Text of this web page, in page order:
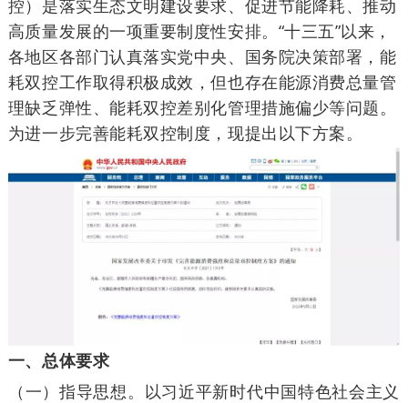
控）是落实生态文明建设要求、促进节能降耗、推动
高质量发展的一项重要制度性安排。“十三五”以来，
各地区各部门认真落实党中央、国务院决策部署，能
耗双控工作取得积极成效，但也存在能源消费总量管
理缺乏弹性、能耗双控差别化管理措施偏少等问题。
为进一步完善能耗双控制度，现提出以下方案。
一、总体要求
（一）指导思想。以习近平新时代中国特色社会主义